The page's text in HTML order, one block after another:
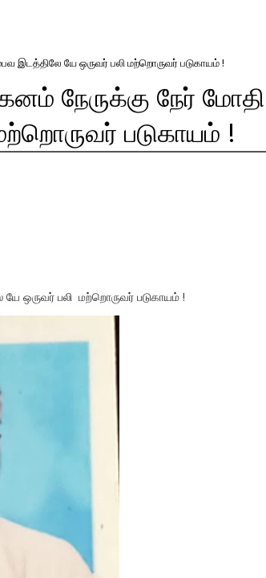
இடத்திலே யே ஒருவர் பலி மற்றொருவர் படுகாயம் !
நேருக்கு நேர் மோதி
படுகாயம் !
ஒருவர் பலி மற்றொருவர் படுகாயம் !